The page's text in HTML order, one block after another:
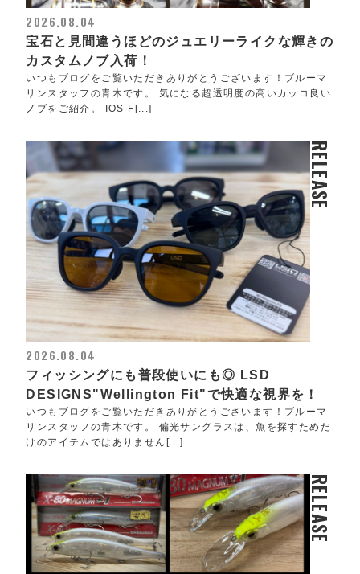
2026.08.04
宝石と見間違うほどのジュエリーライクな輝きの
カスタムノブ入荷！
いつもブログをご覧いただきありがとうございます！ブルーマ
リンスタッフの青木です。 気になる超透明度の高いカッコ良い
ノブをご紹介。 IOS F[...]
RELEASE
2026.08.04
フィッシングにも普段使いにも◎ LSD
DESIGNS"Wellington Fit"で快適な視界を！
いつもブログをご覧いただきありがとうございます！ブルーマ
リンスタッフの青木です。 偏光サングラスは、魚を探すためだ
けのアイテムではありません[...]
RELEASE